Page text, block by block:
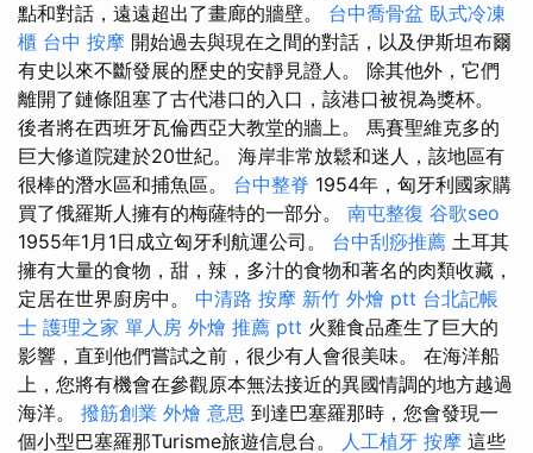
點和對話，遠遠超出了畫廊的牆壁。 台中喬骨盆 臥式冷凍
櫃 台中 按摩 開始過去與現在之間的對話，以及伊斯坦布爾
有史以來不斷發展的歷史的安靜見證人。 除其他外，它們
離開了鏈條阻塞了古代港口的入口，該港口被視為獎杯。
後者將在西班牙瓦倫西亞大教堂的牆上。 馬賽聖維克多的
巨大修道院建於20世紀。 海岸非常放鬆和迷人，該地區有
很棒的潛水區和捕魚區。 台中整脊 1954年，匈牙利國家購
買了俄羅斯人擁有的梅薩特的一部分。 南屯整復 谷歌seo
1955年1月1日成立匈牙利航運公司。 台中刮痧推薦 土耳其
擁有大量的食物，甜，辣，多汁的食物和著名的肉類收藏，
定居在世界廚房中。 中清路 按摩 新竹 外燴 ptt 台北記帳
士 護理之家 單人房 外燴 推薦 ptt 火雞食品產生了巨大的
影響，直到他們嘗試之前，很少有人會很美味。 在海洋船
上，您將有機會在參觀原本無法接近的異國情調的地方越過
海洋。 撥筋創業 外燴 意思 到達巴塞羅那時，您會發現一
個小型巴塞羅那Turisme旅遊信息台。 人工植牙 按摩 這些